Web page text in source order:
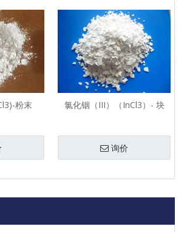
粉末 氯化铟（III）（InCl3）- 块
询价